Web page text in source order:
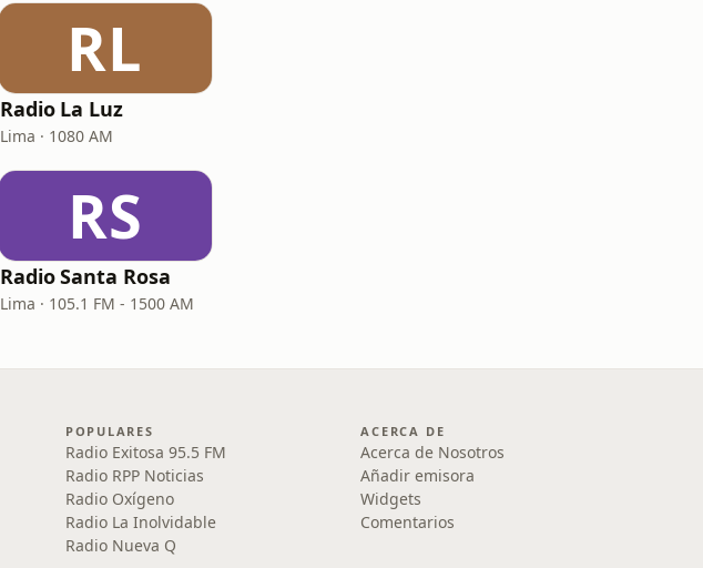
RL
Radio La Luz
Lima · 1080 AM
RS
Radio Santa Rosa
Lima · 105.1 FM - 1500 AM
POPULARES
Radio Exitosa 95.5 FM
Radio RPP Noticias
Radio Oxígeno
Radio La Inolvidable
Radio Nueva Q
ACERCA DE
Acerca de Nosotros
Añadir emisora
Widgets
Comentarios